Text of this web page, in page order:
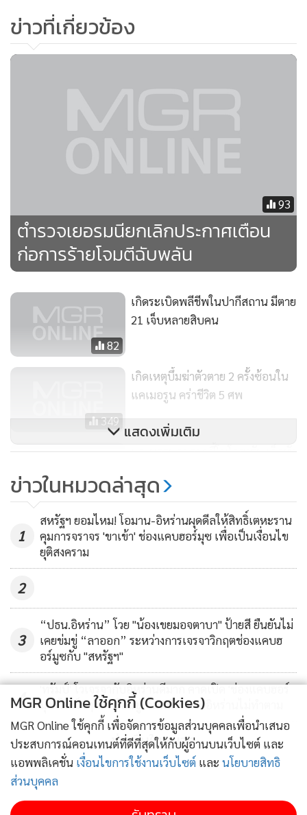
ข่าวที่เกี่ยวข้อง
93
ตำรวจเยอรมนียกเลิกประกาศเตือน
ก่อการร้ายโจมตีฉับพลัน
82
เกิดระเบิดพลีชีพในปากีสถาน มีตาย
21 เจ็บหลายสิบคน
349
เกิดเหตุบึ้มฆ่าตัวตาย 2 ครั้งซ้อนใน
แคเมอรูน คร่าชีวิต 5 ศพ
2,534
แคเมอรูนคุยลุยขยี้โบโกฮารัม เด็ดหัว
พันคน
แสดงเพิ่มเติม
ข่าวในหมวดล่าสุด
1
สหรัฐฯ ยอมไหม! โอมาน-อิหร่านผุดดีลให้สิทธิ์เตหะราน
คุมการจราจร 'ขาเข้า' ช่องแคบฮอร์มุซ เพื่อเป็นเงื่อนไข
ยุติสงคราม
2
3
“ปธน.อิหร่าน” โวย "น้องเขยมอจตาบา" ป้ายสี ยืนยันไม่
เคยข่มขู่ “ลาออก” ระหว่างการเจรจาวิกฤตช่องแคบฮ
อร์มูซกับ "สหรัฐฯ"
4
'ทรัมป์' โวเจรจากับอิหร่านดีมาก คาดเปิด 'ช่องแคบฮอร์
มุซ' ได้เร็วๆ นี้ พร้อมขู่ 'จัดหนัก' หากอิหร่านไม่ทำตาม
ข่าวอื่นในหมวด
MGR Online ใช้คุกกี้ (Cookies)
MGR Online ใช้คุกกี้ เพื่อจัดการข้อมูลส่วนบุคคลเพื่อนำเสนอ
ประสบการณ์คอนเทนต์ที่ดีที่สุดให้กับผู้อ่านบนเว็บไซต์ และ
แอพพลิเคชั่น เงื่อนไขการใช้งานเว็บไซต์ และ นโยบายสิทธิ
ส่วนบุคคล